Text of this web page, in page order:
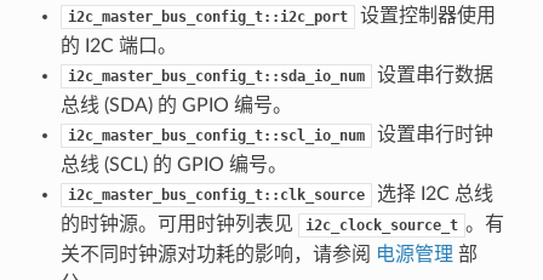
i2c_master_bus_config_t::i2c_port
设置控制器使用
的 I2C 端口。
i2c_master_bus_config_t::sda_io_num
设置串行数据
总线 (SDA) 的 GPIO 编号。
i2c_master_bus_config_t::scl_io_num
设置串行时钟
总线 (SCL) 的 GPIO 编号。
i2c_master_bus_config_t::clk_source
选择 I2C 总线
的时钟源。可用时钟列表见
i2c_clock_source_t 。有
关不同时钟源对功耗的影响，请参阅 电源管理 部